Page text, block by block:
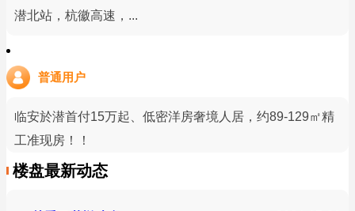
潜北站，杭徽高速，...
普通用户
临安於潜首付15万起、低密洋房奢境人居，约89-129㎡精
工准现房！！
楼盘最新动态